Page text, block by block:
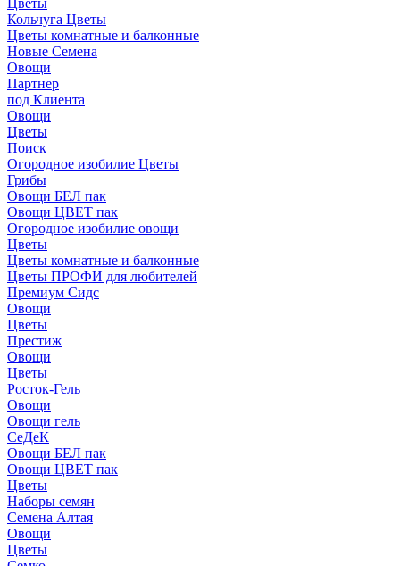
Цветы
Кольчуга Цветы
Цветы комнатные и балконные
Новые Семена
Овощи
Партнер
под Клиента
Овощи
Цветы
Поиск
Огородное изобилие Цветы
Грибы
Овощи БЕЛ пак
Овощи ЦВЕТ пак
Огородное изобилие овощи
Цветы
Цветы комнатные и балконные
Цветы ПРОФИ для любителей
Премиум Сидс
Овощи
Цветы
Престиж
Овощи
Цветы
Росток-Гель
Овощи
Овощи гель
СеДеК
Овощи БЕЛ пак
Овощи ЦВЕТ пак
Цветы
Наборы семян
Семена Алтая
Овощи
Цветы